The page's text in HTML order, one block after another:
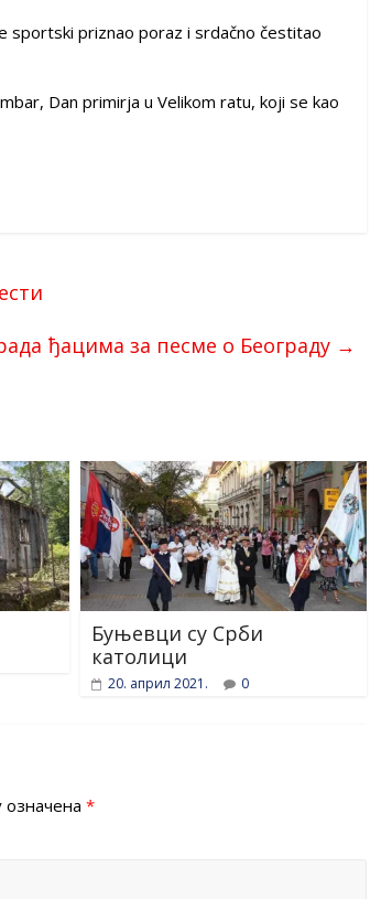
sportski priznao poraz i srdačno čestitao
Dan primirja u Velikom ratu, koji se kao
ђацима за песме о Београду →
Буњевци су Срби
католици
20. април 2021. 0
*